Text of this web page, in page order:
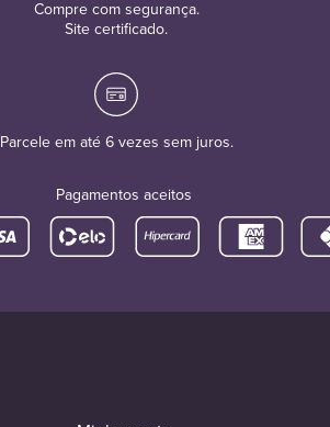
Compre com segurança.
Site certificado.
Parcele em até 6 vezes sem juros.
Pagamentos aceitos